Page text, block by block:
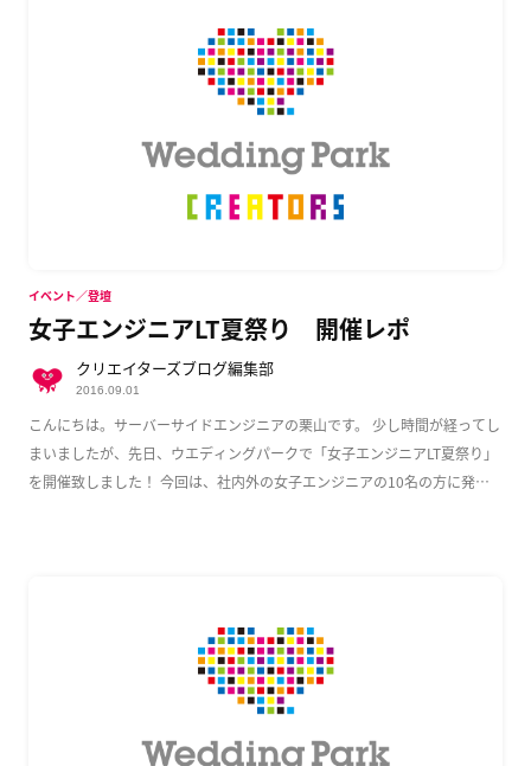
女子エンジニアLT夏祭り 開催レポ
こんにちは。サーバーサイドエンジニアの栗山です。 少し時間が経ってし
まいましたが、先日、ウエディングパークで「女子エンジニアLT夏祭り」
を開催致しました！ 今回は、社内外の女子エンジニアの10名の方に発表
イベント／登壇
クリエイターズブログ編集部
2016.09.01